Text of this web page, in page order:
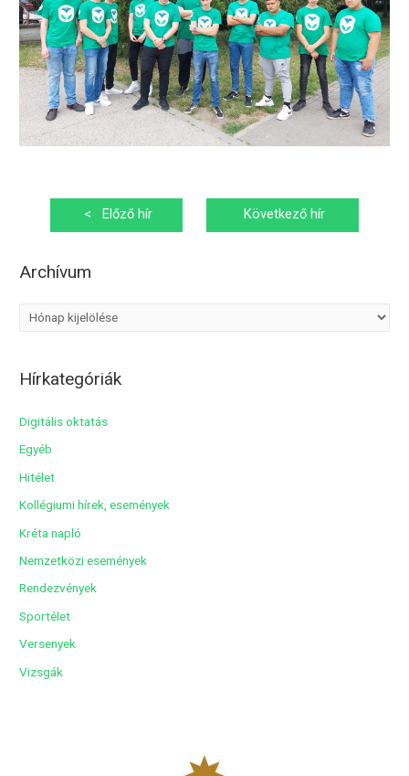
Bejegyzés
navigáció
< Előző hír
Következő hír
Archívum
hHírkategóriák
Digitális oktatás
Egyéb
Hitélet
Kollégiumi hírek, események
Kréta napló
Nemzetközi események
Rendezvények
Sportélet
Versenyek
Vizsgák